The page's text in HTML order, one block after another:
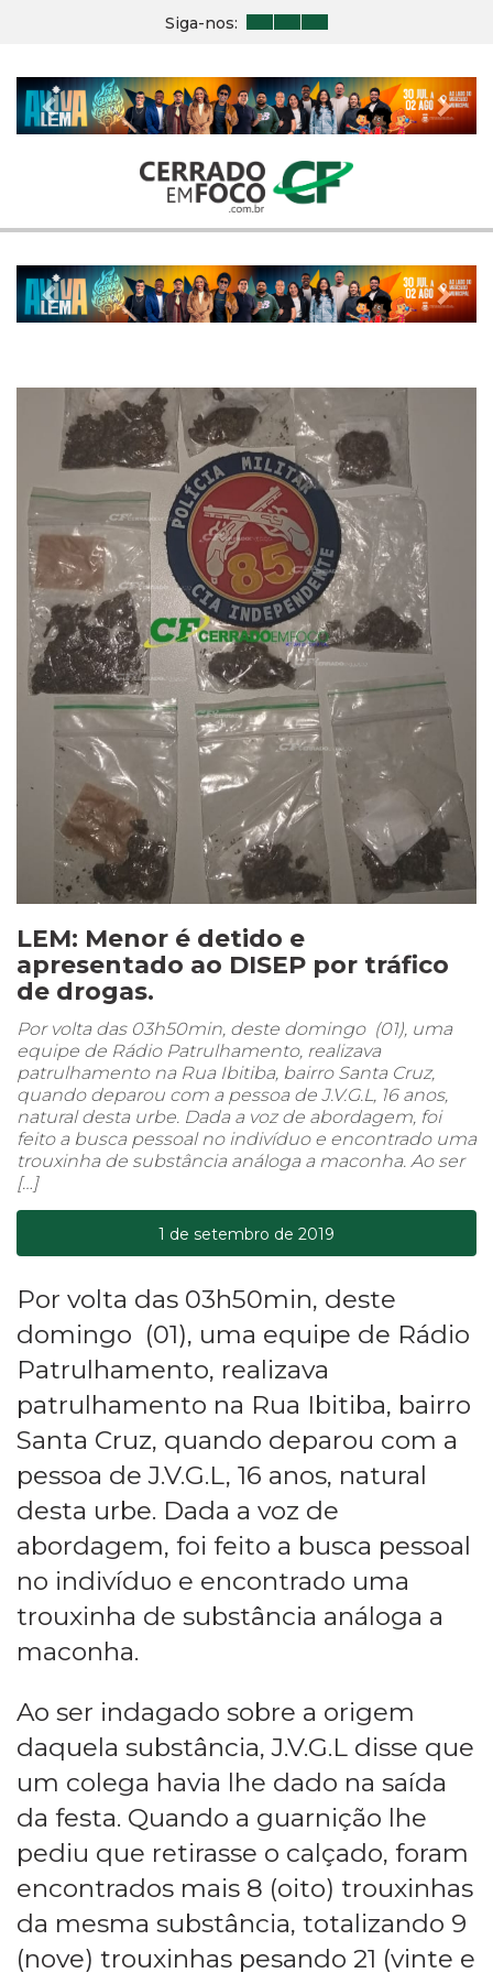
Siga-nos:
Previous Next
Previous Next
LEM: Menor é detido e
apresentado ao DISEP por tráfico
de drogas.
Por volta das 03h50min, deste domingo (01), uma
equipe de Rádio Patrulhamento, realizava
patrulhamento na Rua Ibitiba, bairro Santa Cruz,
quando deparou com a pessoa de J.V.G.L, 16 anos,
natural desta urbe. Dada a voz de abordagem, foi
feito a busca pessoal no indivíduo e encontrado uma
trouxinha de substância análoga a maconha. Ao ser
[…]
1 de setembro de 2019
Por volta das 03h50min, deste
domingo (01), uma equipe de Rádio
Patrulhamento, realizava
patrulhamento na Rua Ibitiba, bairro
Santa Cruz, quando deparou com a
pessoa de J.V.G.L, 16 anos, natural
desta urbe. Dada a voz de
abordagem, foi feito a busca pessoal
no indivíduo e encontrado uma
trouxinha de substância análoga a
maconha.
Ao ser indagado sobre a origem
daquela substância, J.V.G.L disse que
um colega havia lhe dado na saída
da festa. Quando a guarnição lhe
pediu que retirasse o calçado, foram
encontrados mais 8 (oito) trouxinhas
da mesma substância, totalizando 9
(nove) trouxinhas pesando 21 (vinte e